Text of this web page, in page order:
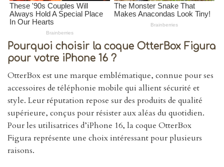
Pourquoi choisir la coque OtterBox Figura
pour votre iPhone 16 ?
OtterBox est une marque emblématique, connue pour ses
accessoires de téléphonie mobile qui allient sécurité et
style. Leur réputation repose sur des produits de qualité
supérieure, conçus pour résister aux aléas du quotidien.
Pour les utilisatrices d’iPhone 16, la coque OtterBox
Figura représente une choix intéressant pour plusieurs
raisons.